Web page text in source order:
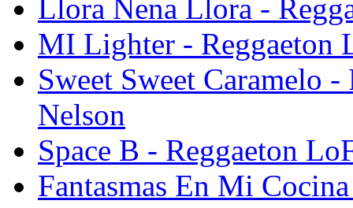
Llora Nena Llora -
MI Lighter - Reggaeton
Sweet Sweet Caramelo
Nelson
Space B - Reggaeton
Fantasmas En Mi